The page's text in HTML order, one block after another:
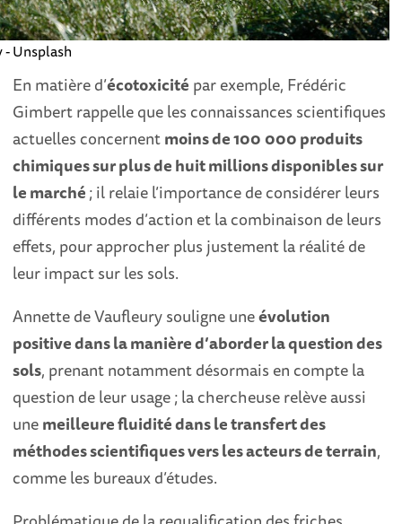
Unsplash
En matière d’écotoxicité par exemple, Frédéric
Gimbert rappelle que les connaissances scientifiques
actuelles concernentmoins de 100 000 produits
chimiques sur plus de huit millions disponibles sur
le marché; il relaie l’importance de considérer leurs
différents modes d’action et la combinaison de leurs
effets, pour approcher plus justement la réalité de
leur impact sur les sols.
Annette de Vaufleury souligne uneévolution
positive dans la manière d’aborder la question des
sols, prenant notamment désormais en compte la
question de leur usage ; la chercheuse relève aussi
unemeilleure fluidité dans le transfert des
méthodes scientifiques vers les acteurs de terrain,
comme les bureaux d’études.